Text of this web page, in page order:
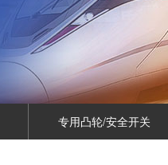
专用凸轮/安全开关